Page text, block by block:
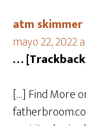
atm skimmer
mayo 22, 2022
…
[…] Find More